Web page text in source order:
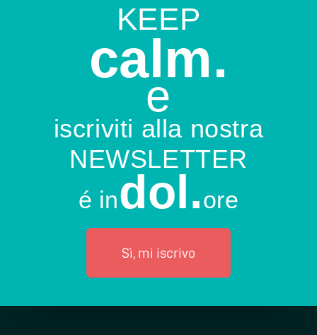
KEEP
calm.
e
iscriviti alla nostra
NEWSLETTER
é indol.ore
Sì, mi iscrivo